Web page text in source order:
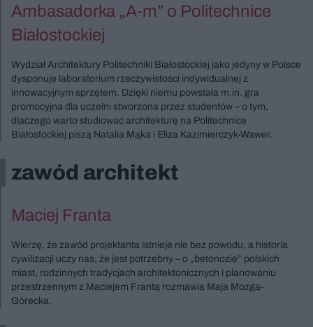
Ambasadorka „A-m” o Politechnice
Białostockiej
Wydział Architektury Politechniki Białostockiej jako jedyny w Polsce
dysponuje laboratorium rzeczywistości indywidualnej z
innowacyjnym sprzętem. Dzięki niemu powstała m.in. gra
promocyjna dla uczelni stworzona przez studentów – o tym,
dlaczego warto studiować architekturę na Politechnice
Białostockiej piszą Natalia Mąka i Eliza Kazimierczyk-Wawer.
zawód architekt
Maciej Franta
Wierzę, że zawód projektanta istnieje nie bez powodu, a historia
cywilizacji uczy nas, że jest potrzebny – o „betonozie” polskich
miast, rodzinnych tradycjach architektonicznych i planowaniu
przestrzennym z Maciejem Frantą rozmawia Maja Mozga-
Górecka.